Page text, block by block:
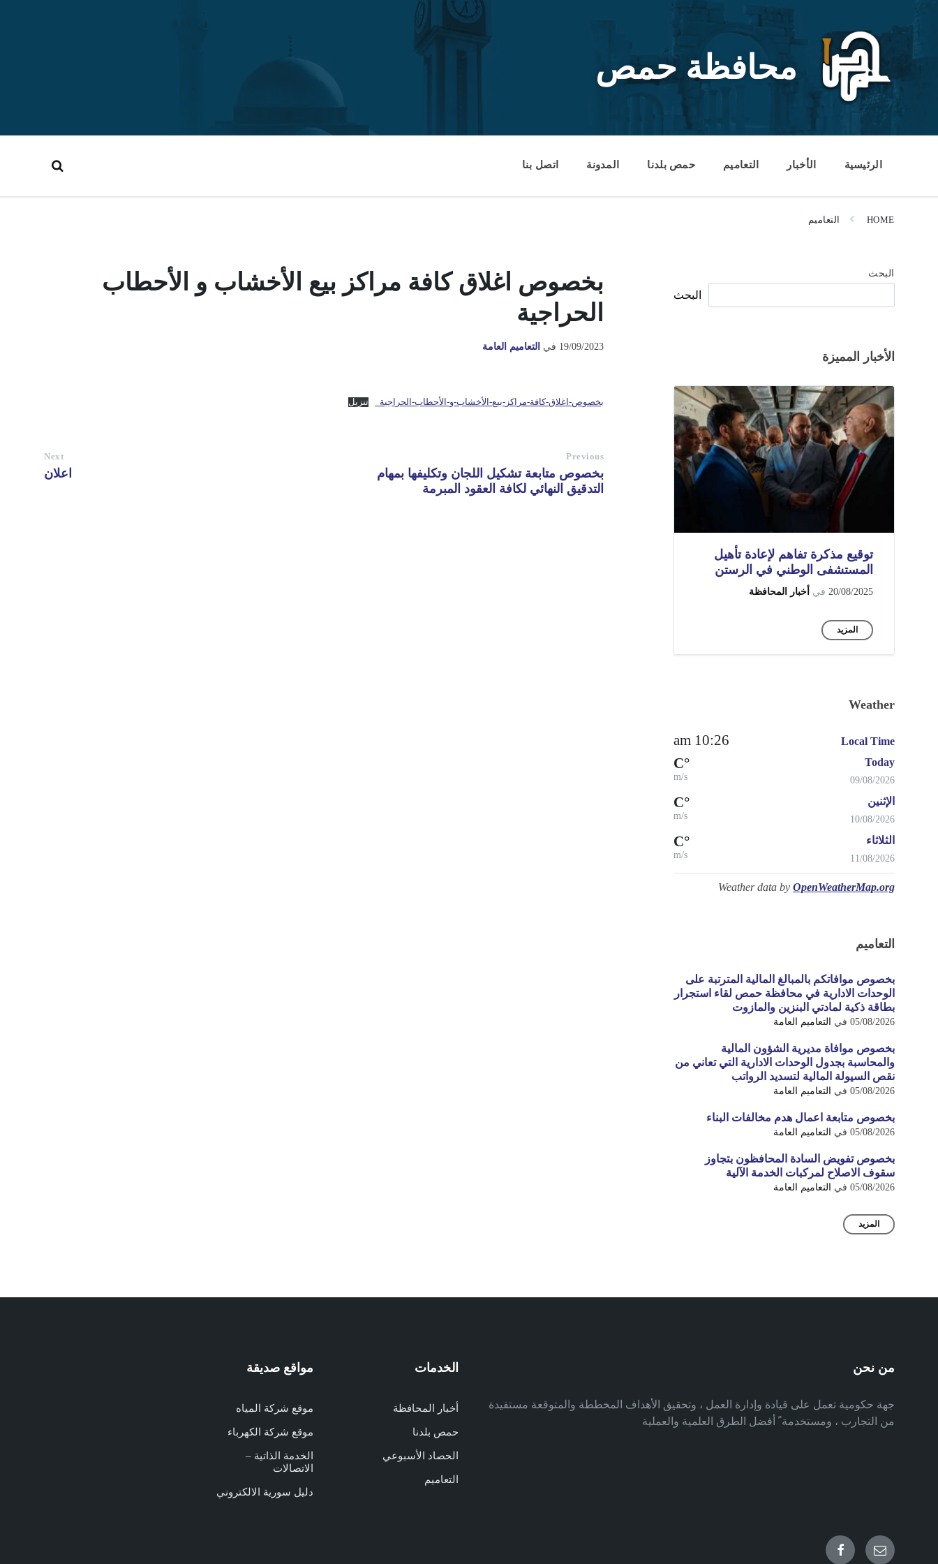
content
محافظة حمص
الرئيسية الأخبار التعاميم حمص بلدنا المدونة اتصل بنا
HOME التعاميم
بخصوص اغلاق كافة مراكز بيع الأخشاب و الأحطاب
الحراجية
19/09/2023 في التعاميم العامة
بخصوص-اغلاق-كافة-مراكز-بيع-الأخشاب-و-الأحطاب-الحراجية_ تنزيل
Previous
بخصوص متابعة تشكيل اللجان وتكليفها بمهام
التدقيق النهائي لكافة العقود المبرمة
Next
اعلان
البحث
البحث
الأخبار المميزة
توقيع مذكرة تفاهم لإعادة تأهيل
المستشفى الوطني في الرستن
20/08/2025 في أخبار المحافظة
المزيد
Weather
Local Time
10:26 am
Today
09/08/2026
°C
m/s
الإثنين
10/08/2026
°C
m/s
الثلاثاء
11/08/2026
°C
m/s
Weather data by OpenWeatherMap.org
التعاميم
بخصوص موافاتكم بالمبالغ المالية المترتبة على
الوحدات الادارية في محافظة حمص لقاء استجرار
بطاقة ذكية لمادتي البنزين والمازوت
05/08/2026 في التعاميم العامة
بخصوص موافاة مديرية الشؤون المالية
والمحاسبة بجدول الوحدات الادارية التي تعاني من
نقص السيولة المالية لتسديد الرواتب
05/08/2026 في التعاميم العامة
بخصوص متابعة اعمال هدم مخالفات البناء
05/08/2026 في التعاميم العامة
بخصوص تفويض السادة المحافظون بتجاوز
سقوف الاصلاح لمركبات الخدمة الآلية
05/08/2026 في التعاميم العامة
المزيد
من نحن
جهة حكومية تعمل على قيادة وإدارة العمل ، وتحقيق الأهداف المخططة والمتوقعة مستفيدة
من التجارب ، ومستخدمة ً أفضل الطرق العلمية والعملية
الخدمات
أخبار المحافظة
حمص بلدنا
الحصاد الأسبوعي
التعاميم
مواقع صديقة
موقع شركة المياه
موقع شركة الكهرباء
الخدمة الذاتية –
الاتصالات
دليل سورية الالكتروني
Email
Facebook